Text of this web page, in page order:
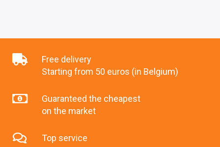
Free delivery
Starting from 50 euros (in Belgium)
Guaranteed the cheapest
on the market
Top service